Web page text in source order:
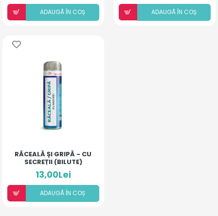
ADAUGÃ ÎN COȘ ADAUGÃ ÎN COȘ
RĂCEALĂ ȘI GRIPĂ - CU
SECREȚII (BILUTE)
13,00Lei
ADAUGÃ ÎN COȘ